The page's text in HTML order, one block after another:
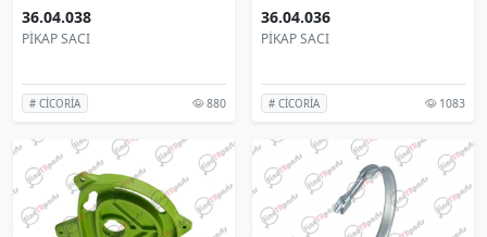
36.04.038
PİKAP SACI
# CİCORİA 880
36.04.036
PİKAP SACI
# CİCORİA 1083